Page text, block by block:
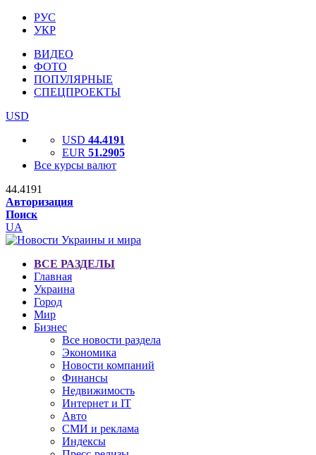
РУС
УКР
ВИДЕО
ФОТО
ПОПУЛЯРНЫЕ
СПЕЦПРОЕКТЫ
USD
USD 44.4191
EUR 51.2905
Все курсы валют
44.4191
Авторизация
Поиск
UA
ВСЕ РАЗДЕЛЫ
Главная
Украина
Город
Мир
Бизнес
Все новости раздела
Экономика
Новости компаний
Финансы
Недвижимость
Интернет и IT
Авто
СМИ и реклама
Индексы